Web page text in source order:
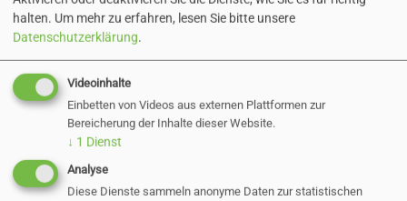
halten. Um mehr zu erfahren, lesen Sie bitte unsere
Datenschutzerklärung.
Videoinhalte
Einbetten von Videos aus externen Plattformen zur
Bereicherung der Inhalte dieser Website.
↓ 1 Dienst
Analyse
Diese Dienste sammeln anonyme Daten zur statistischen